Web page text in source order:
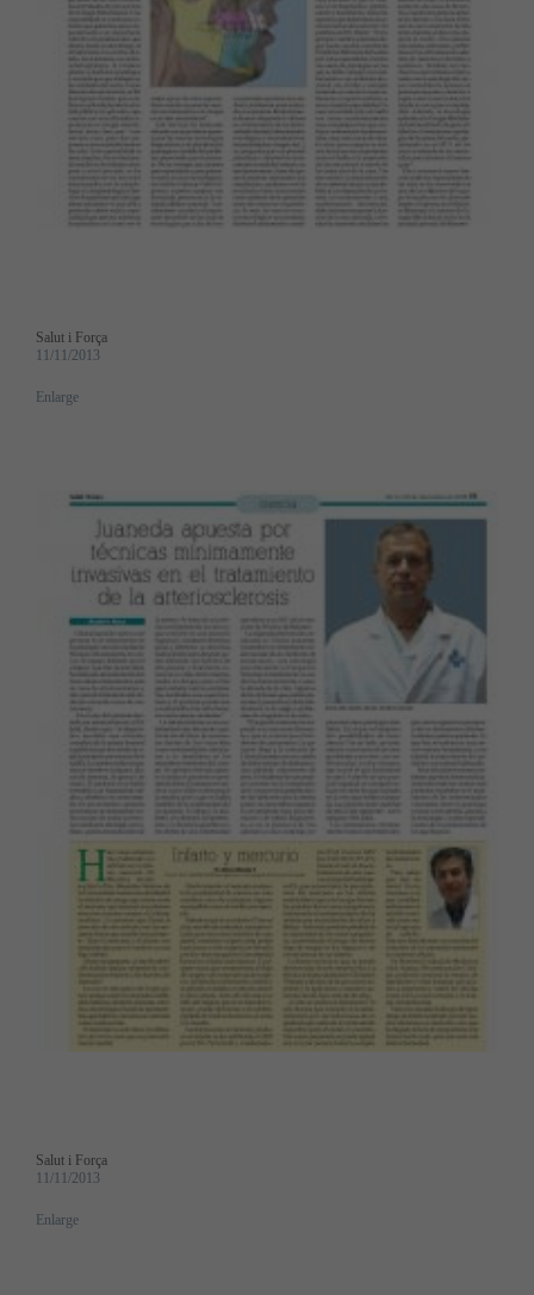
Salut i Força
11/11/2013
Enlarge
Salut i Força
11/11/2013
Enlarge